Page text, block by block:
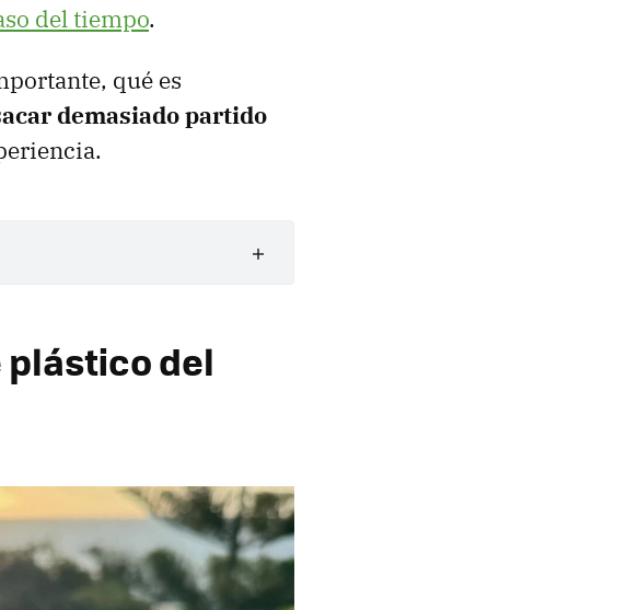
del tiempo.
qué es
demasiado partido
plástico del